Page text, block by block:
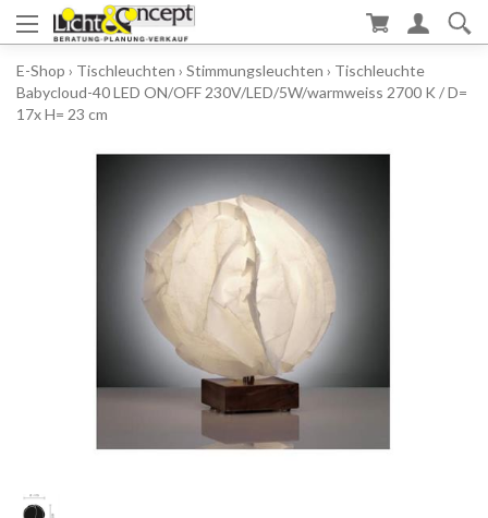
E-Shop › Tischleuchten › Stimmungsleuchten › Tischleuchte
Babycloud-40 LED ON/OFF 230V/LED/5W/warmweiss 2700 K / D=
17x H= 23 cm